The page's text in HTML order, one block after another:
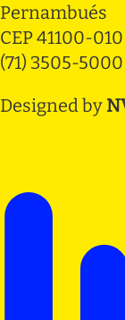
Pernambués
CEP 41100-
(71) 3505-5000
Designed by